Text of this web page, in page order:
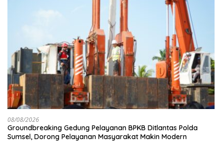
08/08/2026
Groundbreaking Gedung Pelayanan BPKB Ditlantas Polda
Sumsel, Dorong Pelayanan Masyarakat Makin Modern